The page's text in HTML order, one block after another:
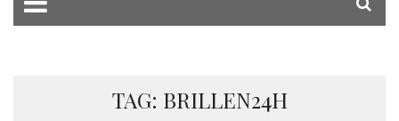
TAG: BRILLEN24H